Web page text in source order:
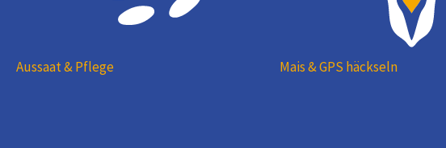
Aussaat & Pflege Mais & GPS häckseln